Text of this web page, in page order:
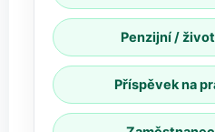
Penzijní /
Příspěvek na